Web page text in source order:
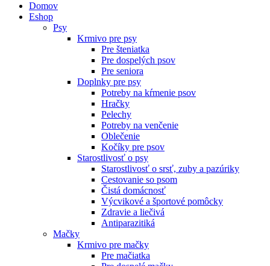
Domov
Eshop
Psy
Krmivo pre psy
Pre šteniatka
Pre dospelých psov
Pre seniora
Doplnky pre psy
Potreby na kŕmenie psov
Hračky
Pelechy
Potreby na venčenie
Oblečenie
Kočíky pre psov
Starostlivosť o psy
Starostlivosť o srsť, zuby a pazúriky
Cestovanie so psom
Čistá domácnosť
Výcvikové a športové pomôcky
Zdravie a liečivá
Antiparazitiká
Mačky
Krmivo pre mačky
Pre mačiatka